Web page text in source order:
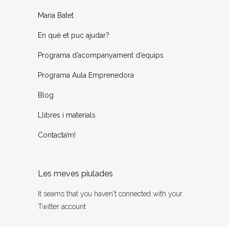
Maria Batet
En què et puc ajudar?
Programa d’acompanyament d’equips
Programa Aula Emprenedora
Blog
Llibres i materials
Contacta’m!
Les meves piulades
It seams that you haven't connected with your
Twitter account